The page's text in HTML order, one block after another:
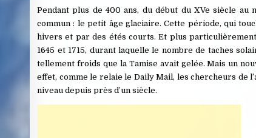
Pendant plus de 400 ans, du début du XVe siècle
commun : le petit âge glaciaire. Cette période, qui
hivers et par des étés courts. Et plus
1645 et 1715, durant laquelle le nombre de taches
tellement froids que la Tamise avait gelée. Mais un
effet, comme le relaie le Daily Mail, les chercheurs de
niveau depuis près d’un siècle.